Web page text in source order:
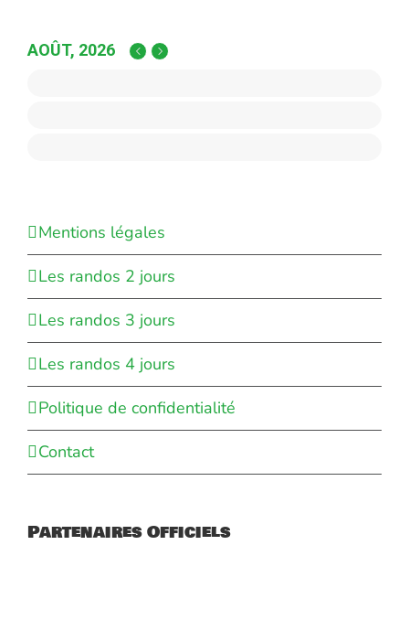
AOÛT, 2026
Mentions légales
Les randos 2 jours
Les randos 3 jours
Les randos 4 jours
Politique de confidentialité
Contact
Partenaires Officiels